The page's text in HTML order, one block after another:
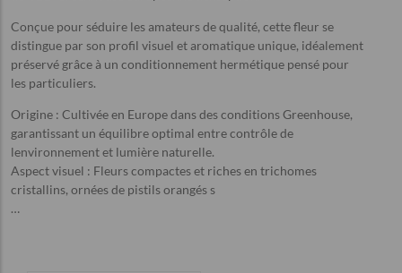
Conçue pour séduire les amateurs de qualité, cette fleur se
distingue par son profil visuel et aromatique unique, idéalement
préservé grâce à un conditionnement hermétique pensé pour
les particuliers.
Origine : Cultivée en Europe dans des conditions Greenhouse,
garantissant un équilibre optimal entre contrôle de
lenvironnement et lumière naturelle.
Aspect visuel : Fleurs compactes et riches en trichomes
cristallins, ornées de pistils orangés s
…